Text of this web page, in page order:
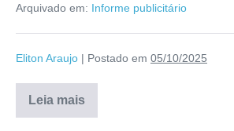
Arquivado em: Informe publicitário
Eliton Araujo | Postado em 05/10/2025
Leia mais